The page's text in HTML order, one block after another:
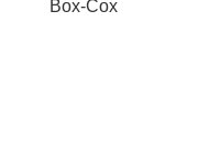
Box-Cox